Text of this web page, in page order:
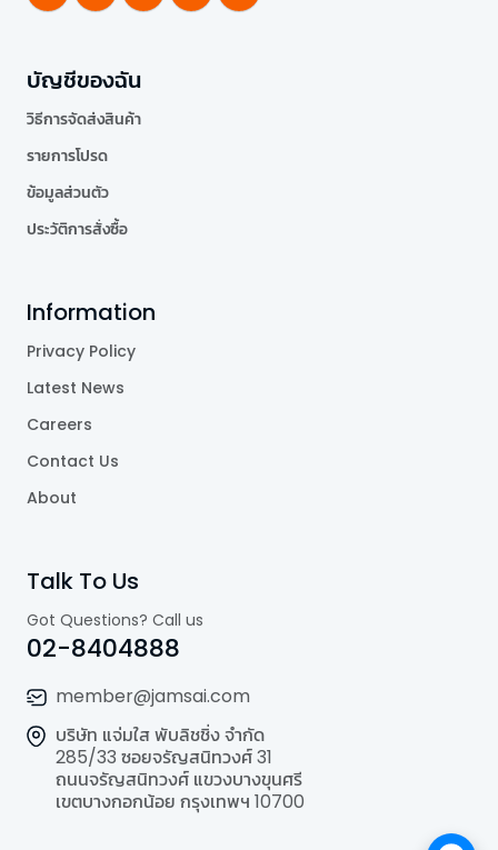
บัญชีของฉัน
วิธีการจัดส่งสินค้า
รายการโปรด
ข้อมูลส่วนตัว
ประวัติการสั่งซื้อ
Information
Privacy Policy
Latest News
Careers
Contact Us
About
Talk To Us
Got Questions? Call us
02-8404888
member@jamsai.com
บริษัท แจ่มใส พับลิชชิ่ง จำกัด
285/33 ซอยจรัญสนิทวงศ์ 31
ถนนจรัญสนิทวงศ์ แขวงบางขุนศรี
เขตบางกอกน้อย กรุงเทพฯ 10700